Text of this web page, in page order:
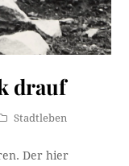
drauf
Stadtleben
Der hier